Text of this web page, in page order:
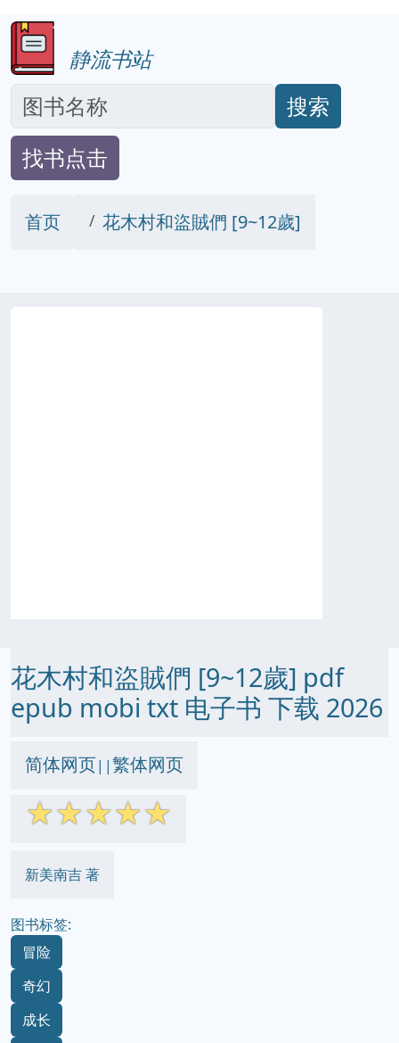
静流书站
搜索
找书点击
首页 花木村和盜賊們 [9~12歲]
花木村和盜賊們 [9~12歲] pdf
epub mobi txt 电子书 下载 2026
简体网页||繁体网页
☆☆☆☆☆
新美南吉 著
图书标签:
冒险
奇幻
成长